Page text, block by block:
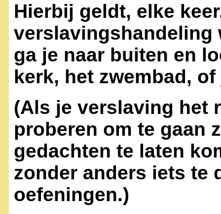
Hierbij geldt, elke
verslavingshandeling
ga je naar buiten en
kerk, het zwembad,
(Als je verslaving het
proberen om te gaan
gedachten te laten
zonder anders iets te
oefeningen.)